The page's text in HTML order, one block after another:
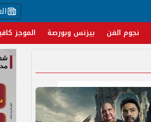
نجوم الفن بيزنس وبورصة الموجز